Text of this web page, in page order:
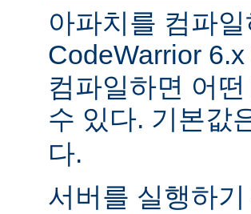
아파치를 컴파
CodeWarrior
컴파일하면 어
수 있다. 기본값
다.
서버를 실행하기